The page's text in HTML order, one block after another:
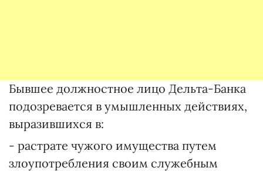
Бывшее должностное лицо Дельта-Банка
подозревается в умышленных действиях,
выразившихся в:
- растрате чужого имущества путем
злоупотребления своим служебным